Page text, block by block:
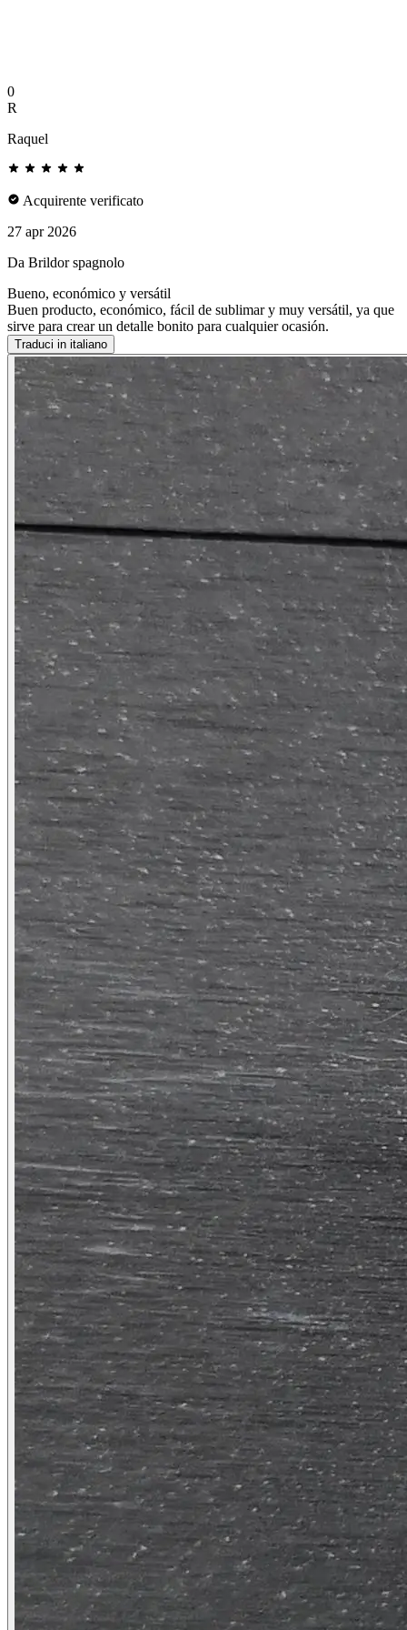
0
R
Raquel
Acquirente verificato
27 apr 2026
Da Brildor spagnolo
Bueno, económico y versátil
Buen producto, económico, fácil de sublimar y muy versátil, ya que
sirve para crear un detalle bonito para cualquier ocasión.
Traduci in italiano